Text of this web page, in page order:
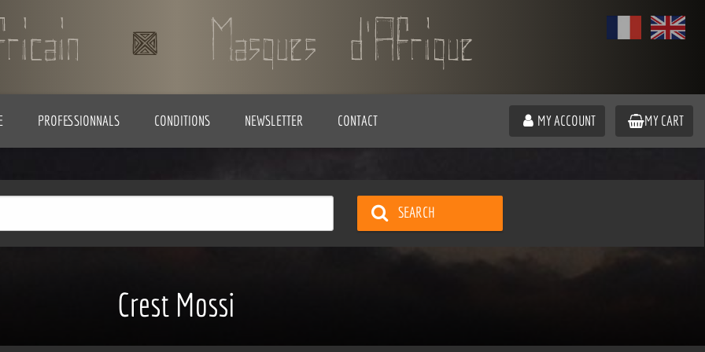
PROFESSIONNALS CONDITIONS NEWSLETTER CONTACT MY ACCOUNT MY CART
SEARCH
Crest Mossi